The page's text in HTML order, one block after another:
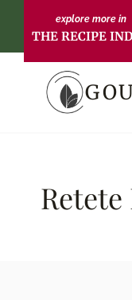
content
THE RECIPE